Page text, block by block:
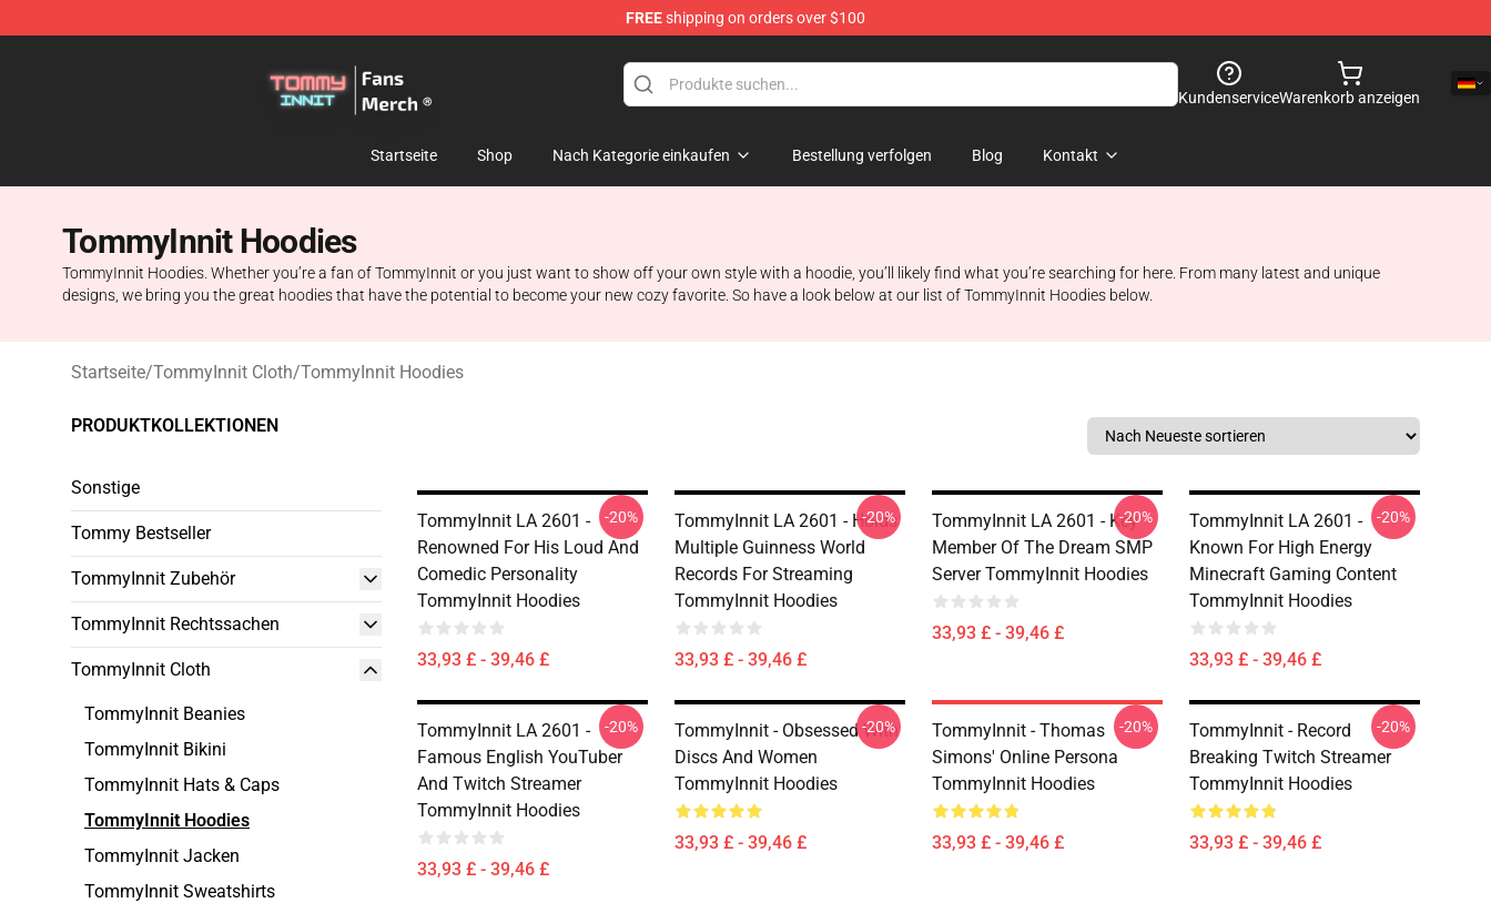
FREEshipping on orders over $100
KundenserviceWarenkorb anzeigen
Startseite Shop Nach Kategorie einkaufen Bestellung verfolgen Blog Kontakt
TommyInnit Hoodies
TommyInnit Hoodies. Whether you’re a fan of TommyInnit or you just want to show off your own style with a hoodie, you’ll likely find what you’re searching for here. From many latest and unique
designs, we bring you the great hoodies that have the potential to become your new cozy favorite. So have a look below at our list of TommyInnit Hoodies below.
Startseite/TommyInnit Cloth/TommyInnit Hoodies
PRODUKTKOLLEKTIONEN
Sonstige
Tommy Bestseller
TommyInnit Zubehör
TommyInnit Rechtssachen
TommyInnit Cloth
TommyInnit Beanies
TommyInnit Bikini
TommyInnit Hats & Caps
TommyInnit Hoodies
TommyInnit Jacken
TommyInnit Sweatshirts
TommyInnit LA 2601 -
Renowned For His Loud And
Comedic Personality
TommyInnit Hoodies
33,93 £ - 39,46 £
-20%
TommyInnit LA 2601 - Holds
Multiple Guinness World
Records For Streaming
TommyInnit Hoodies
33,93 £ - 39,46 £
-20%
TommyInnit LA 2601 - Key
Member Of The Dream SMP
Server TommyInnit Hoodies
33,93 £ - 39,46 £
-20%
TommyInnit LA 2601 -
Known For High Energy
Minecraft Gaming Content
TommyInnit Hoodies
33,93 £ - 39,46 £
-20%
TommyInnit LA 2601 -
Famous English YouTuber
And Twitch Streamer
TommyInnit Hoodies
33,93 £ - 39,46 £
-20%
TommyInnit - Obsessed With
Discs And Women
TommyInnit Hoodies
33,93 £ - 39,46 £
-20%
TommyInnit - Thomas
Simons' Online Persona
TommyInnit Hoodies
33,93 £ - 39,46 £
-20%
TommyInnit - Record
Breaking Twitch Streamer
TommyInnit Hoodies
33,93 £ - 39,46 £
-20%